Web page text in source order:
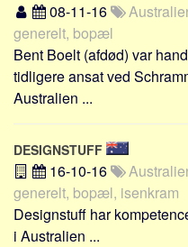
08-11-16
generelt, bopæl
Bent Boelt (afdød) var
tidligere ansat ved
Australien ...
DESIGNSTUFF
16-10-16
generelt, bopæl, isenkram
Designstuff har
i Australien ...